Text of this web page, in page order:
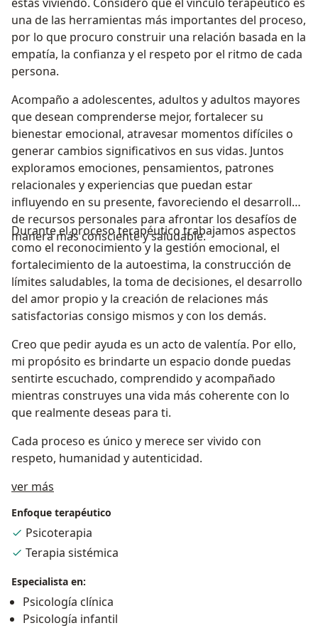
estás viviendo. Considero que el vínculo terapéutico es
una de las herramientas más importantes del proceso,
por lo que procuro construir una relación basada en la
empatía, la confianza y el respeto por el ritmo de cada
persona.
Acompaño a adolescentes, adultos y adultos mayores
que desean comprenderse mejor, fortalecer su
bienestar emocional, atravesar momentos difíciles o
generar cambios significativos en sus vidas. Juntos
exploramos emociones, pensamientos, patrones
relacionales y experiencias que puedan estar
influyendo en su presente, favoreciendo el desarrollo
de recursos personales para afrontar los desafíos de
manera más consciente y saludable.
Durante el proceso terapéutico trabajamos aspectos
como el reconocimiento y la gestión emocional, el
fortalecimiento de la autoestima, la construcción de
límites saludables, la toma de decisiones, el desarrollo
del amor propio y la creación de relaciones más
satisfactorias consigo mismos y con los demás.
Creo que pedir ayuda es un acto de valentía. Por ello,
mi propósito es brindarte un espacio donde puedas
sentirte escuchado, comprendido y acompañado
mientras construyes una vida más coherente con lo
que realmente deseas para ti.
Cada proceso es único y merece ser vivido con
respeto, humanidad y autenticidad.
ver más
Enfoque terapéutico
Psicoterapia
Terapia sistémica
Especialista en:
Psicología clínica
Psicología infantil